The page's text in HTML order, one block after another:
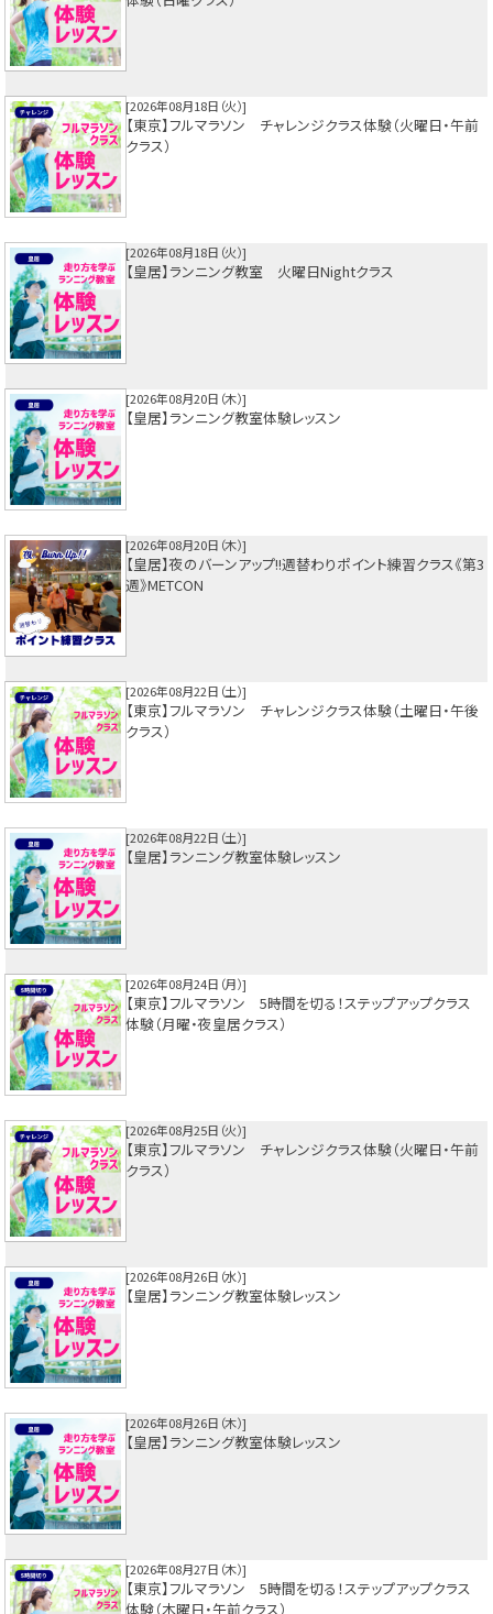
2026年08月18日（火）
【東京】フルマラソン チャレンジクラス体験（火曜日・午前
クラス）
2026年08月18日（火）
【皇居】ランニング教室 火曜日Nightクラス
2026年08月20日（木）
【皇居】ランニング教室体験レッスン
2026年08月20日（木）
【皇居】夜のバーンアップ!!週替わりポイント練習クラス《第3
週》METCON
2026年08月22日（土）
【東京】フルマラソン チャレンジクラス体験（土曜日・午後
クラス）
2026年08月22日（土）
【皇居】ランニング教室体験レッスン
2026年08月24日（月）
【東京】フルマラソン 5時間を切る！ステップアップクラス
体験（月曜・夜皇居クラス）
2026年08月25日（火）
【東京】フルマラソン チャレンジクラス体験（火曜日・午前
クラス）
2026年08月26日（水）
【皇居】ランニング教室体験レッスン
2026年08月26日（木）
【皇居】ランニング教室体験レッスン
2026年08月27日（木）
【東京】フルマラソン 5時間を切る！ステップアップクラス
体験（木曜日・午前クラス）